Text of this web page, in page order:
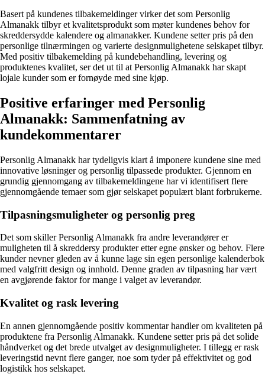
Basert på kundenes tilbakemeldinger virker det som Personlig
Almanakk tilbyr et kvalitetsprodukt som møter kundenes behov for
skreddersydde kalendere og almanakker. Kundene setter pris på den
personlige tilnærmingen og varierte designmulighetene selskapet tilbyr.
Med positiv tilbakemelding på kundebehandling, levering og
produktenes kvalitet, ser det ut til at Personlig Almanakk har skapt
lojale kunder som er fornøyde med sine kjøp.
Positive erfaringer med Personlig
Almanakk: Sammenfatning av
kundekommentarer
Personlig Almanakk har tydeligvis klart å imponere kundene sine med
innovative løsninger og personlig tilpassede produkter. Gjennom en
grundig gjennomgang av tilbakemeldingene har vi identifisert flere
gjennomgående temaer som gjør selskapet populært blant forbrukerne.
Tilpasningsmuligheter og personlig preg
Det som skiller Personlig Almanakk fra andre leverandører er
muligheten til å skreddersy produkter etter egne ønsker og behov. Flere
kunder nevner gleden av å kunne lage sin egen personlige kalenderbok
med valgfritt design og innhold. Denne graden av tilpasning har vært
en avgjørende faktor for mange i valget av leverandør.
Kvalitet og rask levering
En annen gjennomgående positiv kommentar handler om kvaliteten på
produktene fra Personlig Almanakk. Kundene setter pris på det solide
håndverket og det brede utvalget av designmuligheter. I tillegg er rask
leveringstid nevnt flere ganger, noe som tyder på effektivitet og god
logistikk hos selskapet.